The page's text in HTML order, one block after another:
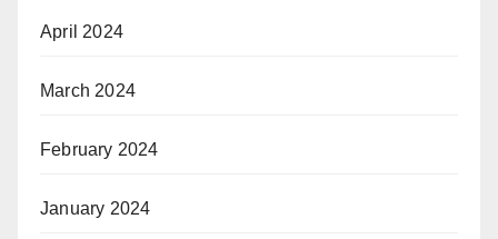
April 2024
March 2024
February 2024
January 2024